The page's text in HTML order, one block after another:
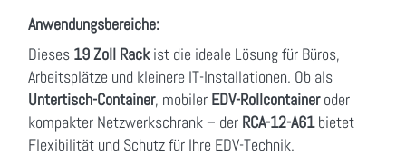
Anwendungsbereiche:
Dieses 19 Zoll Rackist die ideale Lösung für Büros,
Arbeitsplätze und kleinere IT-Installationen. Ob als
Untertisch-Container, mobiler EDV-Rollcontaineroder
kompakter Netzwerkschrank – der RCA-12-A61bietet
Flexibilität und Schutz für Ihre EDV-Technik.